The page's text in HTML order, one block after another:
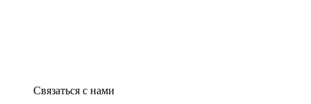
Связаться с нами